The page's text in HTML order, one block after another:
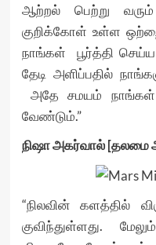
ஆற்றல் பெற்று
குறிக்கோள் உள்ள
நாங்கள் பூர்த்தி
தேடி அளிப்பதில்
அதே சமயம்
வேண்டும்.”
நிஷா அகர்வால் [தலமை
“நிலவின் களத்தில்
குவிந்துள்ளது.